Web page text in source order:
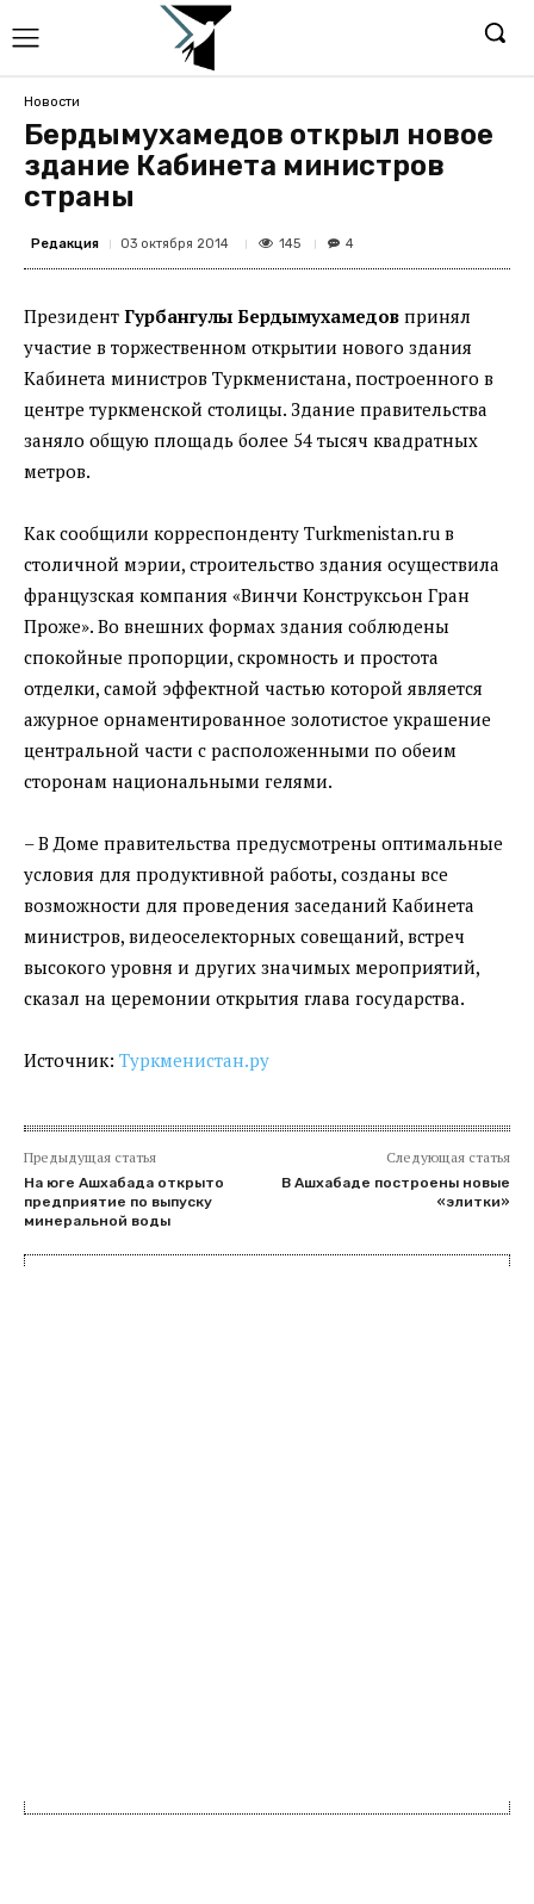
Новости
Бердымухамедов открыл новое
здание Кабинета министров
страны
Редакция 03 октября 2014 145 4
Президент Гурбангулы Бердымухамедов принял
участие в торжественном открытии нового здания
Кабинета министров Туркменистана, построенного в
центре туркменской столицы. Здание правительства
заняло общую площадь более 54 тысяч квадратных
метров.
Как сообщили корреспонденту Turkmenistan.ru в
столичной мэрии, строительство здания осуществила
французская компания «Винчи Конструксьон Гран
Проже». Во внешних формах здания соблюдены
спокойные пропорции, скромность и простота
отделки, самой эффектной частью которой является
ажурное орнаментированное золотистое украшение
центральной части с расположенными по обеим
сторонам национальными гелями.
– В Доме правительства предусмотрены оптимальные
условия для продуктивной работы, созданы все
возможности для проведения заседаний Кабинета
министров, видеоселекторных совещаний, встреч
высокого уровня и других значимых мероприятий,
сказал на церемонии открытия глава государства.
Источник: Туркменистан.ру
Предыдущая статья
На юге Ашхабада открыто
предприятие по выпуску
минеральной воды
Следующая статья
В Ашхабаде построены новые
«элитки»